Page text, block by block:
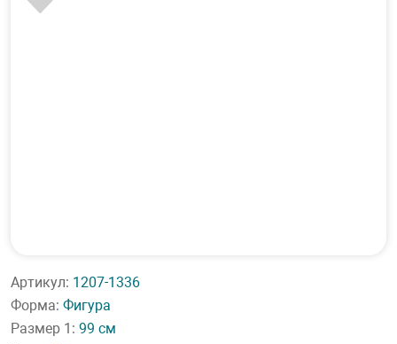
Артикул: 1207-1336
Форма: Фигура
Размер 1: 99 см